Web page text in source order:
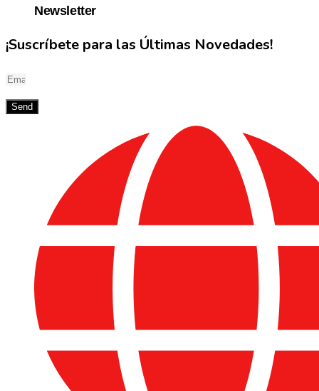
Newsletter
¡Suscríbete para las Últimas Novedades!
Send